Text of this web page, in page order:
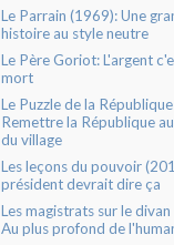
Le Parrain (1969): Une
histoire au style neutre
Le Père Goriot: L'argent
mort
Le Puzzle de la
Remettre la République
du village
Les leçons du pouvoir
président devrait dire ça
Les magistrats sur le
Au plus profond de